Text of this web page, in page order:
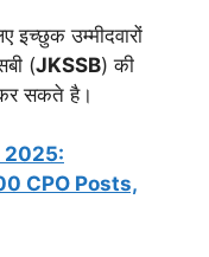
इच्छुक उम्मीदवारों
(JKSSB) की
सकते है।
2025:
CPO Posts,